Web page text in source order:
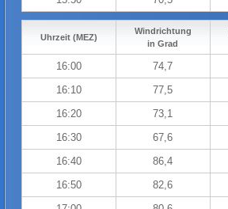
Uhrzeit (MEZ)
Windrichtung
in Grad
16:00 74,7
16:10
77,5
16:20
73,1
16:30
67,6
16:40
86,4
16:50
82,6